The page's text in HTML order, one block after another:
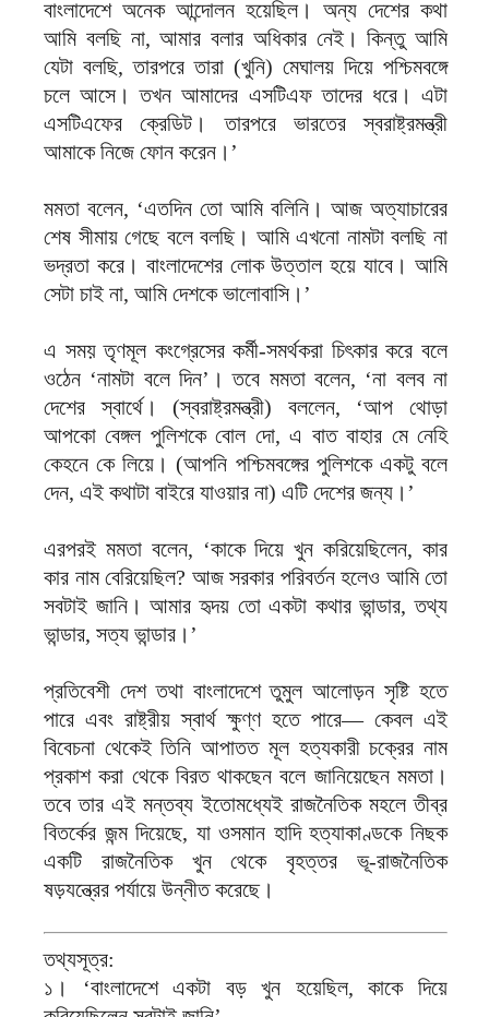
বাংলাদেশে অনেক আন্দোলন হয়েছিল। অন্য দেশের কথা
আমি বলছি না, আমার বলার অধিকার নেই। কিন্তু আমি
যেটা বলছি, তারপরে তারা (খুনি) মেঘালয় দিয়ে পশ্চিমবঙ্গে
চলে আসে। তখন আমাদের এসটিএফ তাদের ধরে। এটা
এসটিএফের ক্রেডিট। তারপরে ভারতের স্বরাষ্ট্রমন্ত্রী
আমাকে নিজে ফোন করেন।’
মমতা বলেন, ‘এতদিন তো আমি বলিনি। আজ অত্যাচারের
শেষ সীমায় গেছে বলে বলছি। আমি এখনো নামটা বলছি না
ভদ্রতা করে। বাংলাদেশের লোক উত্তাল হয়ে যাবে। আমি
সেটা চাই না, আমি দেশকে ভালোবাসি।’
এ সময় তৃণমূল কংগ্রেসের কর্মী-সমর্থকরা চিৎকার করে বলে
ওঠেন ‘নামটা বলে দিন’। তবে মমতা বলেন, ‘না বলব না
দেশের স্বার্থে। (স্বরাষ্ট্রমন্ত্রী) বললেন, ‘আপ থোড়া
আপকো বেঙ্গল পুলিশকে বোল দো, এ বাত বাহার মে নেহি
কেহনে কে লিয়ে। (আপনি পশ্চিমবঙ্গের পুলিশকে একটু বলে
দেন, এই কথাটা বাইরে যাওয়ার না) এটি দেশের জন্য।’
এরপরই মমতা বলেন, ‘কাকে দিয়ে খুন করিয়েছিলেন, কার
কার নাম বেরিয়েছিল? আজ সরকার পরিবর্তন হলেও আমি তো
সবটাই জানি। আমার হৃদয় তো একটা কথার ভান্ডার, তথ্য
ভান্ডার, সত্য ভান্ডার।’
প্রতিবেশী দেশ তথা বাংলাদেশে তুমুল আলোড়ন সৃষ্টি হতে
পারে এবং রাষ্ট্রীয় স্বার্থ ক্ষুণ্ণ হতে পারে— কেবল এই
বিবেচনা থেকেই তিনি আপাতত মূল হত্যকারী চক্রের নাম
প্রকাশ করা থেকে বিরত থাকছেন বলে জানিয়েছেন মমতা।
তবে তার এই মন্তব্য ইতোমধ্যেই রাজনৈতিক মহলে তীব্র
বিতর্কের জন্ম দিয়েছে, যা ওসমান হাদি হত্যাকাণ্ডকে নিছক
একটি রাজনৈতিক খুন থেকে বৃহত্তর ভূ-রাজনৈতিক
ষড়যন্ত্রের পর্যায়ে উন্নীত করেছে।
তথ্যসূত্র:
১। ‘বাংলাদেশে একটা বড় খুন হয়েছিল, কাকে দিয়ে